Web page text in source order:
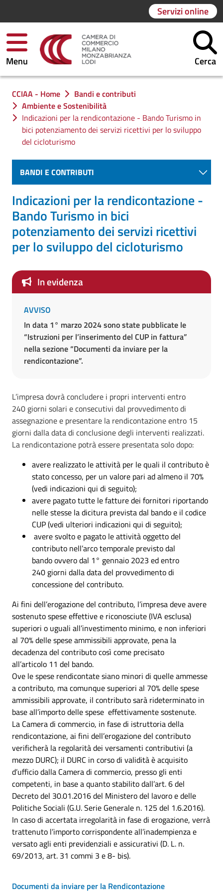
Servizi online
Menu Cerca
Ti trovi in:
CCIAA - Home
Bandi e contributi
Ambiente e Sostenibilità
Indicazioni per la rendicontazione - Bando Turismo in
bici potenziamento dei servizi ricettivi per lo sviluppo
del cicloturismo
BANDI E CONTRIBUTI
Indicazioni per la rendicontazione -
Bando Turismo in bici
potenziamento dei servizi ricettivi
per lo sviluppo del cicloturismo
In evidenza
AVVISO
In data 1° marzo 2024 sono state pubblicate le
“Istruzioni per l’inserimento del CUP in fattura”
nella sezione “Documenti da inviare per la
rendicontazione”.
L’impresa dovrà concludere i propri interventi entro
240 giorni solari e consecutivi dal provvedimento di
assegnazione e presentare la rendicontazione entro 15
giorni dalla data di conclusione degli interventi realizzati.
La rendicontazione potrà essere presentata solo dopo:
avere realizzato le attività per le quali il contributo è
stato concesso, per un valore pari ad almeno il 70%
(vedi indicazioni qui di seguito);
avere pagato tutte le fatture dei fornitori riportando
nelle stesse la dicitura prevista dal bando e il codice
CUP (vedi ulteriori indicazioni qui di seguito);
avere svolto e pagato le attività oggetto del
contributo nell’arco temporale previsto dal
bando ovvero dal 1° gennaio 2023 ed entro
240 giorni dalla data del provvedimento di
concessione del contributo.
Ai fini dell’erogazione del contributo, l’impresa deve avere
sostenuto spese effettive e riconosciute (IVA esclusa)
superiori o uguali all’investimento minimo, e non inferiori
al 70% delle spese ammissibili approvate, pena la
decadenza del contributo così come precisato
all’articolo 11 del bando.
Ove le spese rendicontate siano minori di quelle ammesse
a contributo, ma comunque superiori al 70% delle spese
ammissibili approvate, il contributo sarà rideterminato in
base all’importo delle spese effettivamente sostenute.
La Camera di commercio, in fase di istruttoria della
rendicontazione, ai fini dell’erogazione del contributo
verificherà la regolarità dei versamenti contributivi (a
mezzo DURC); il DURC in corso di validità è acquisito
d’ufficio dalla Camera di commercio, presso gli enti
competenti, in base a quanto stabilito dall’art. 6 del
Decreto del 30.01.2016 del Ministero del lavoro e delle
Politiche Sociali (G.U. Serie Generale n. 125 del 1.6.2016).
In caso di accertata irregolarità in fase di erogazione, verrà
trattenuto l’importo corrispondente all’inadempienza e
versato agli enti previdenziali e assicurativi (D. L. n.
69/2013, art. 31 commi 3 e 8- bis).
Documenti da inviare per la Rendicontazione